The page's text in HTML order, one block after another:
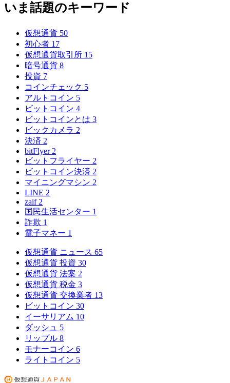
いま話題のキーワード
仮想通貨 50
初心者 17
仮想通貨取引所 15
暗号通貨 8
投資 7
コインチェック 5
アルトコイン 5
ビットコイン 4
ビットコインとは 3
ビックカメラ 2
決済 2
bitFlyer 2
ビットフライヤー 2
ビットコイン決済 2
マイニングマシン 2
LINE 2
zaif 2
国民生活センター 1
詐欺 1
電子マネー 1
仮想通貨 ニュース 65
仮想通貨 投資 30
仮想通貨 法案 2
仮想通貨 税金 3
仮想通貨 交換業者 13
ビットコイン 30
イーサリアム 10
ダッシュ 5
リップル 8
モナーコイン 6
ライトコイン 5